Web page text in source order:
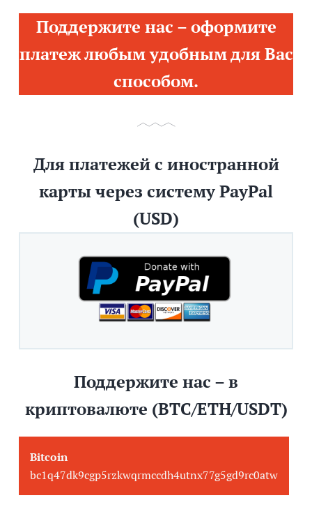
Поддержите нас – оформите
платеж любым удобным для Вас
способом.
Для платежей с иностранной
карты через систему PayPal
(USD)
Поддержите нас – в
криптовалюте (BTC/ETH/USDT)
Bitcoin
bc1q47dk9cgp5rzkwqrmccdh4utnx77g5gd9rc0atw